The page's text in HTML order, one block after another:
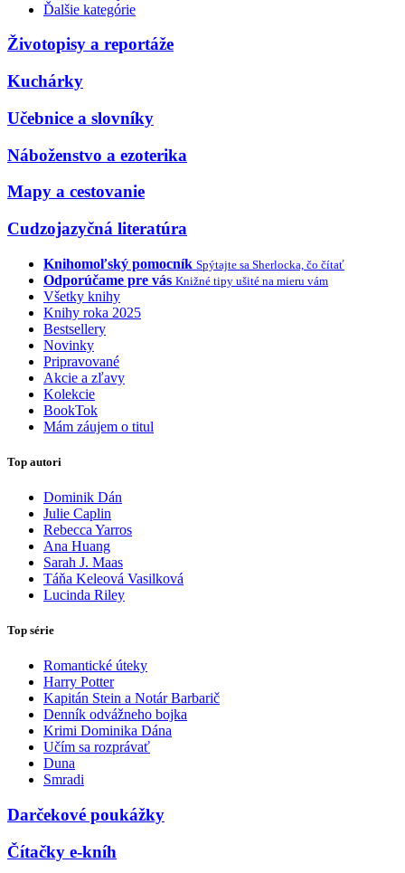
Ďalšie kategórie
Životopisy a reportáže
Kuchárky
Učebnice a slovníky
Náboženstvo a ezoterika
Mapy a cestovanie
Cudzojazyčná literatúra
Knihomoľský pomocník Spýtajte sa Sherlocka, čo čítať
Odporúčame pre vás Knižné tipy ušité na mieru vám
Všetky knihy
Knihy roka 2025
Bestsellery
Novinky
Pripravované
Akcie a zľavy
Kolekcie
BookTok
Mám záujem o titul
Top autori
Dominik Dán
Julie Caplin
Rebecca Yarros
Ana Huang
Sarah J. Maas
Táňa Keleová Vasilková
Lucinda Riley
Top série
Romantické úteky
Harry Potter
Kapitán Stein a Notár Barbarič
Denník odvážneho bojka
Krimi Dominika Dána
Učím sa rozprávať
Duna
Smradi
Darčekové poukážky
Čítačky e-kníh